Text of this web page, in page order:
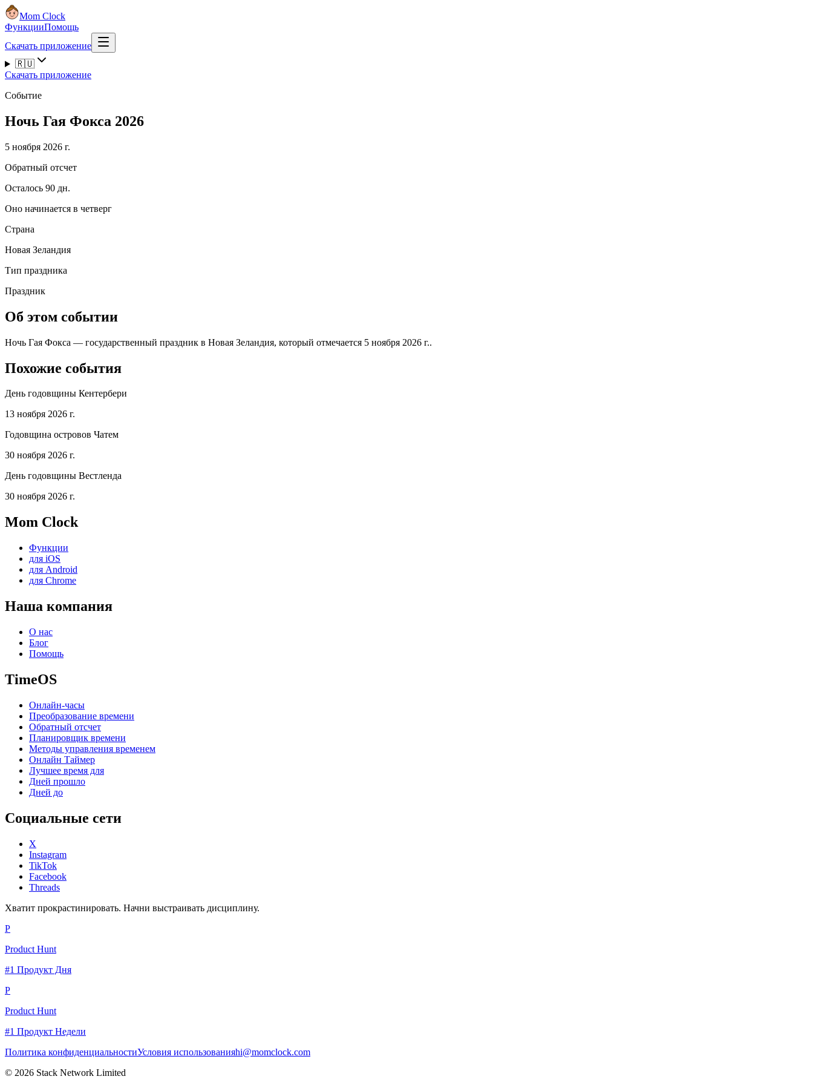
Mom Clock
ФункцииПомощь
Скачать приложение
🇷🇺
Скачать приложение
Событие
Ночь Гая Фокса 2026
5 ноября 2026 г.
Обратный отсчет
Осталось 90 дн.
Оно начинается в четверг
Страна
Новая Зеландия
Тип праздника
Праздник
Об этом событии
Ночь Гая Фокса — государственный праздник в Новая Зеландия, который отмечается 5 ноября 2026 г..
Похожие события
День годовщины Кентербери
13 ноября 2026 г.
Годовщина островов Чатем
30 ноября 2026 г.
День годовщины Вестленда
30 ноября 2026 г.
Mom Clock
Функции
для iOS
для Android
для Chrome
Наша компания
О нас
Блог
Помощь
TimeOS
Онлайн-часы
Преобразование времени
Обратный отсчет
Планировщик времени
Методы управления временем
Онлайн Таймер
Лучшее время для
Дней прошло
Дней до
Социальные сети
X
Instagram
TikTok
Facebook
Threads
Хватит прокрастинировать. Начни выстраивать дисциплину.
P
Product Hunt
#1 Продукт Дня
P
Product Hunt
#1 Продукт Недели
Политика конфиденциальностиУсловия использованияhi@momclock.com
© 2026 Stack Network Limited